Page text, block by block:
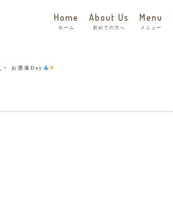
Home
ホーム
About Us
初めての方へ
Menu
メニュー
お洒落Day